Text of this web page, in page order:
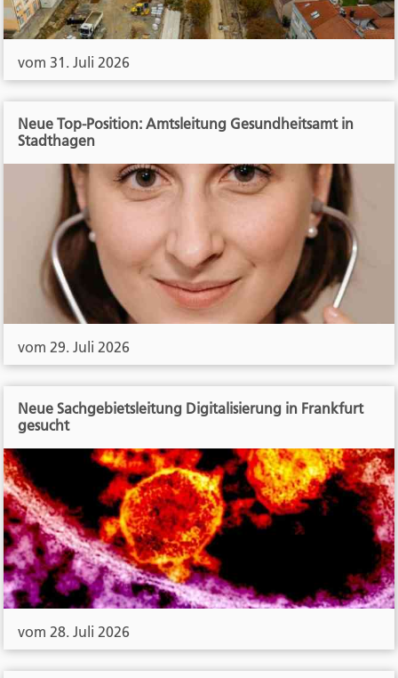
vom 31. Juli 2026
Neue Top-Position: Amtsleitung Gesundheitsamt in
Stadthagen
vom 29. Juli 2026
Neue Sachgebietsleitung Digitalisierung in Frankfurt
gesucht
vom 28. Juli 2026